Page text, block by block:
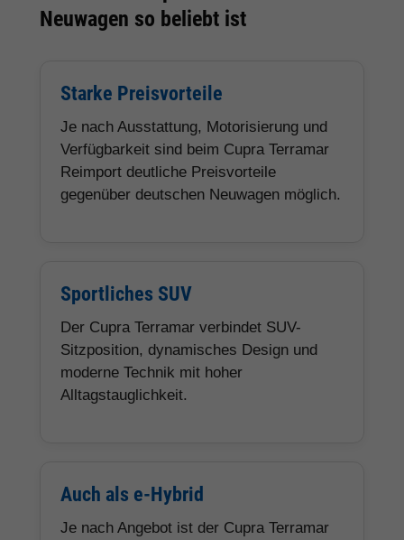
Neuwagen so beliebt ist
Starke Preisvorteile
Je nach Ausstattung, Motorisierung und
Verfügbarkeit sind beim Cupra Terramar
Reimport deutliche Preisvorteile
gegenüber deutschen Neuwagen möglich.
Sportliches SUV
Der Cupra Terramar verbindet SUV-
Sitzposition, dynamisches Design und
moderne Technik mit hoher
Alltagstauglichkeit.
Auch als e-Hybrid
Je nach Angebot ist der Cupra Terramar